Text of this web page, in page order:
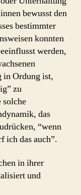
bewusst den
bestimmter
konnten
werden,
in Ordung ist,
zu
solche
das
“wenn
ich das auch”.
in ihrer
und